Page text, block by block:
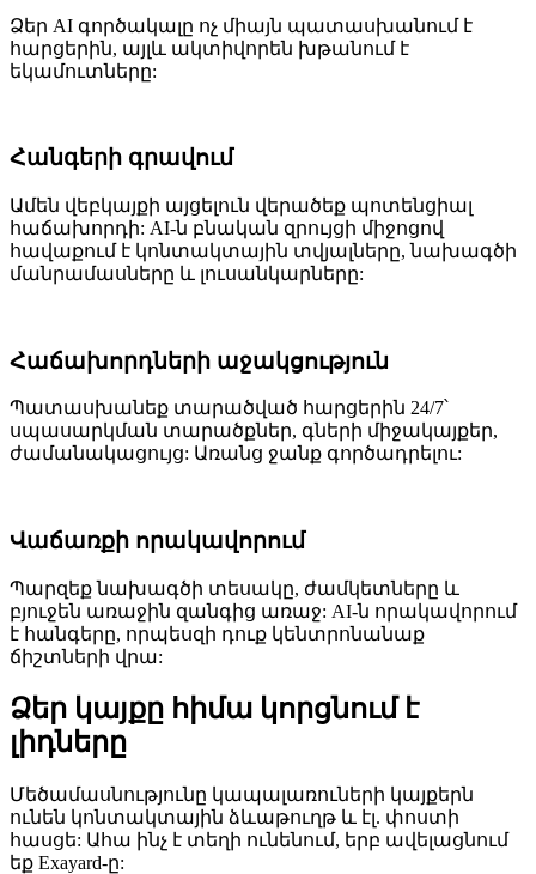
Ձեր AI գործակալը ոչ միայն պատասխանում է
հարցերին, այլև ակտիվորեն խթանում է
եկամուտները:
Հանգերի գրավում
Ամեն վեբկայքի այցելուն վերածեք պոտենցիալ
հաճախորդի: AI-ն բնական զրույցի միջոցով
հավաքում է կոնտակտային տվյալները, նախագծի
մանրամասները և լուսանկարները:
Հաճախորդների աջակցություն
Պատասխանեք տարածված հարցերին 24/7՝
սպասարկման տարածքներ, գների միջակայքեր,
ժամանակացույց: Առանց ջանք գործադրելու:
Վաճառքի որակավորում
Պարզեք նախագծի տեսակը, ժամկետները և
բյուջեն առաջին զանգից առաջ: AI-ն որակավորում
է հանգերը, որպեսզի դուք կենտրոնանաք
ճիշտների վրա:
Ձեր կայքը հիմա կորցնում է
լիդները
Մեծամասնությունը կապալառուների կայքերն
ունեն կոնտակտային ձևաթուղթ և էլ. փոստի
հասցե: Ահա ինչ է տեղի ունենում, երբ ավելացնում
եք Exayard-ը: